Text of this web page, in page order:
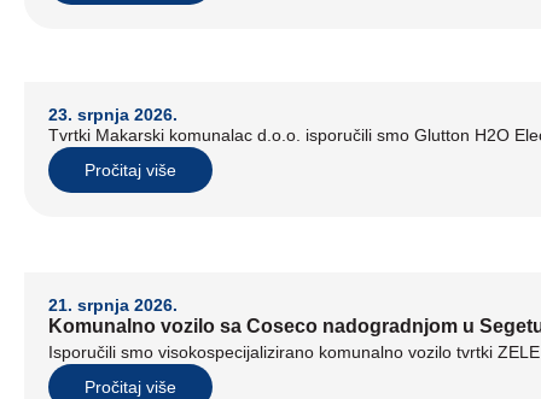
23. srpnja 2026.
Tvrtki Makarski komunalac d.o.o. isporučili smo Glutton H2O
Pročitaj više
21. srpnja 2026.
Komunalno vozilo sa Coseco nadogradnjom u
Isporučili smo visokospecijalizirano komunalno vozilo tvrtki
Pročitaj više